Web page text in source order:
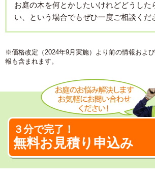
お庭の木を何とかしたいけれどどうした
い、という場合でもぜひ一度ご相談くだ
※価格改定（2024年9月実施）より前の情報およ
報も含まれます。
３分で完了！
無料お見積り申込み